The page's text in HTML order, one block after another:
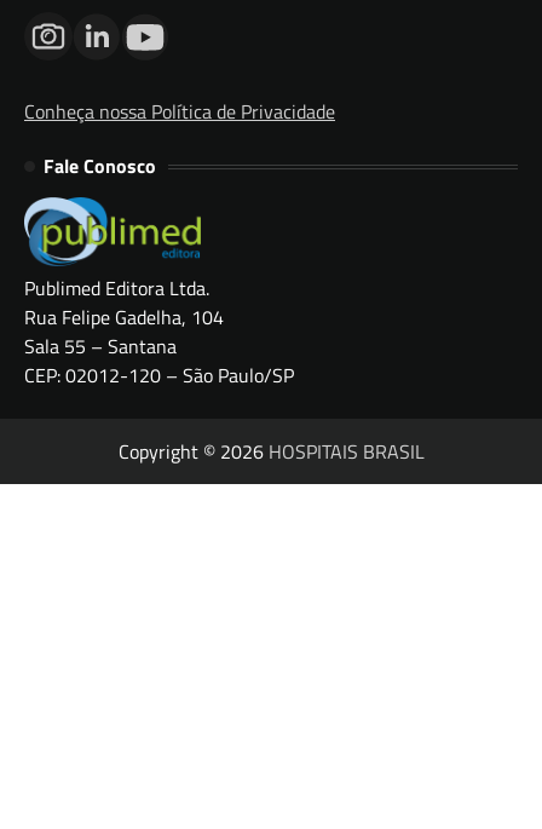
Conheça nossa Política de Privacidade
Fale Conosco
Publimed Editora Ltda.
Rua Felipe Gadelha, 104
Sala 55 – Santana
CEP: 02012-120 – São Paulo/SP
Copyright © 2026 HOSPITAIS BRASIL